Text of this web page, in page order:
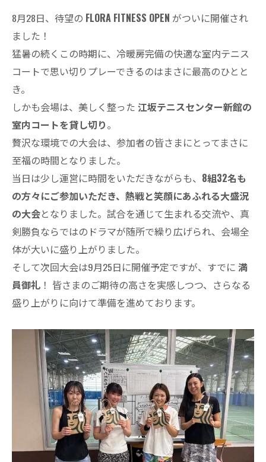
8月28日、待望の FLORA FITNESS OPEN がついに開催され
ました！
猛暑の続くこの時期に、冷暖房完備の快適な室内テニス
コートで思い切りプレーできるのはまさに最高のひとと
き。
しかも会場は、美しく整った 江坂テニスセンター新館の
室内コートを貸し切り。
贅沢な環境での大会は、参加者の皆さまにとってまさに
至福の時間となりました。
当日は少し運営に時間をいただきながらも、 8組32名も
の方々にご参加いただき、熱戦と笑顔にあふれる大盛況
の大会となりました。試合を通じて生まれる交流や、真
剣勝負ならではのドラマが随所で繰り広げられ、会場全
体が大いに盛り上がりました。
そして次回大会は9月25日に開催予定ですが、すでに 満
員御礼 ！ 皆さまのご期待の高さを実感しつつ、さらなる
盛り上がりに向けて準備を進めております。